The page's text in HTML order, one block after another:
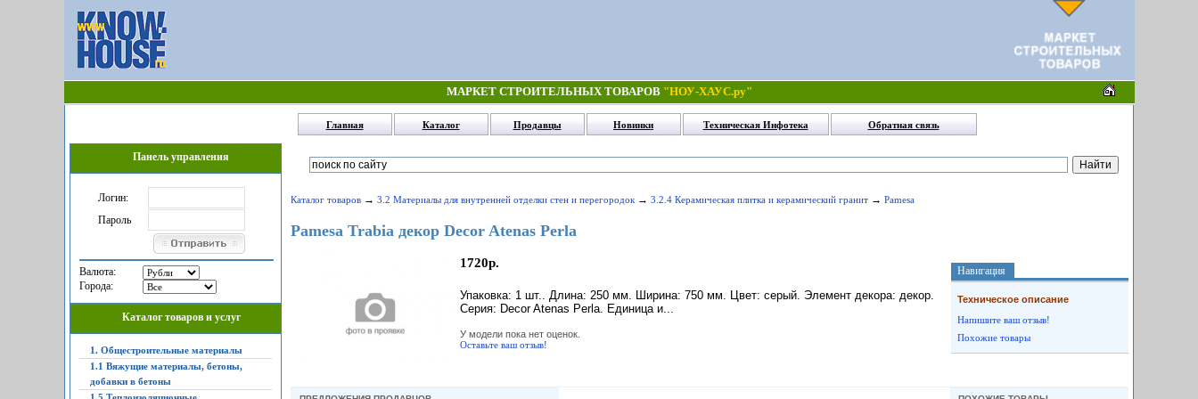
МАРКЕТ СТРОИТЕЛЬНЫХ ТОВАРОВ "НОУ-ХАУС.ру"
Главная Каталог Продавцы Новинки Техническая Инфотека Обратная связь
Панель управления
Логин:
Пароль
Валюта:
Города:
Каталог товаров и услуг
1. Общестроительные материалы
1.1 Вяжущие материалы, бетоны,
добавки в бетоны
Каталог товаров → 3.2 Материалы для внутренней отделки стен и перегородок→ 3.2.4 Керамическая плитка и керамический гранит → Pamesa
Pamesa Trabia декор Decor Atenas Perla
1720р.
Упаковка: 1 шт.. Длина: 250 мм. Ширина: 750 мм. Цвет: серый. Элемент декора: декор.
Серия: Decor Atenas Perla. Единица и...
У модели пока нет оценок.
Оставьте ваш отзыв!
Навигация
Техническое описание
Напишите ваш отзыв!
Похожие товары